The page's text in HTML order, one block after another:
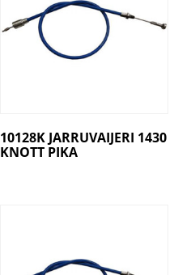
10128K JARRUVAIJERI 1430
KNOTT PIKA